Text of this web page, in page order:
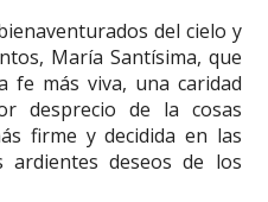
del cielo y
María Santísima, que
fe más viva, una caridad
desprecio de la cosas
firme y decidida en las
deseos de los